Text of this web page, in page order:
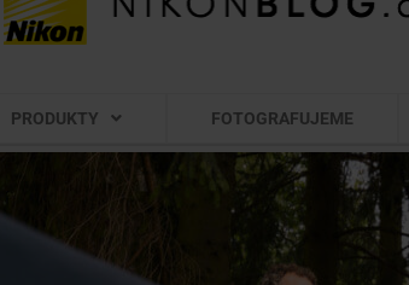
PRODUKTY FOTOGRAFUJEME